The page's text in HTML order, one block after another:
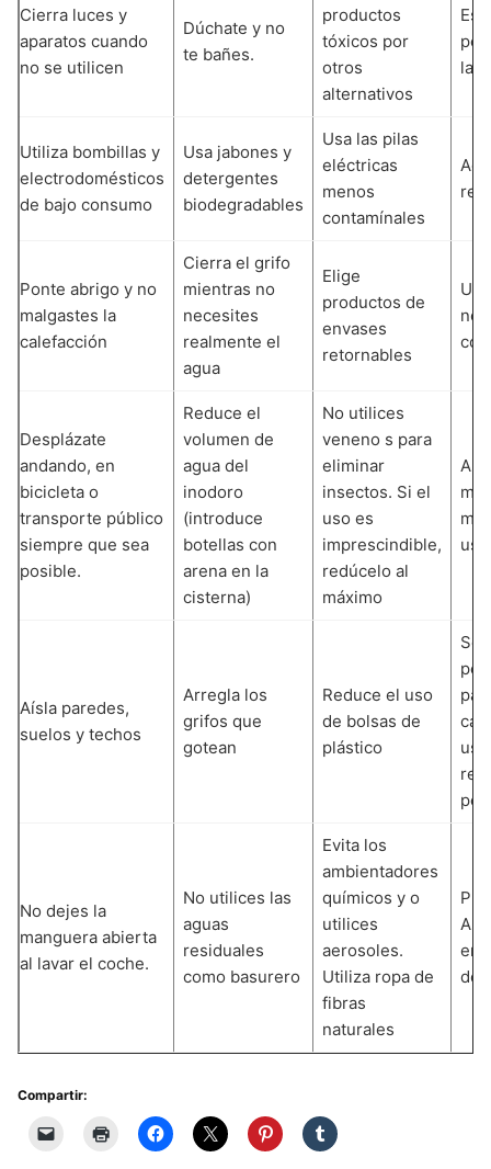
Cierra luces y
aparatos cuando
no se utilicen
Dúchate y no
te bañes.
productos
tóxicos por
otros
alternativos
por
Utiliza bombillas y
electrodomésticos
de bajo consumo
Usa jabones y
detergentes
biodegradables
Usa las pilas
eléctricas
menos
contamínales
Ponte abrigo y no
malgastes la
calefacción
Cierra el grifo
mientras no
necesites
realmente el
agua
Elige
productos de
envases
retornables
no
Desplázate
andando, en
bicicleta o
transporte público
siempre que sea
posible.
Reduce el
volumen de
agua del
inodoro
(introduce
botellas con
arena en la
cisterna)
No utilices
veneno s para
eliminar
insectos. Si el
uso es
imprescindible,
redúcelo al
máximo
Aísla paredes,
suelos y techos
Arregla los
grifos que
gotean
Reduce el uso
de bolsas de
plástico
No dejes la
manguera abierta
al lavar el coche.
No utilices las
aguas
residuales
como basurero
Evita los
ambientadores
químicos y o
utilices
aerosoles.
Utiliza ropa de
fibras
naturales
en
Compartir: